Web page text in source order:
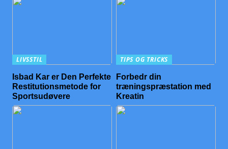
LIVSSTIL
Isbad Kar er Den Perfekte
Restitutionsmetode for
Sportsudøvere
TIPS OG TRICKS
Forbedr din
træningspræstation med
Kreatin